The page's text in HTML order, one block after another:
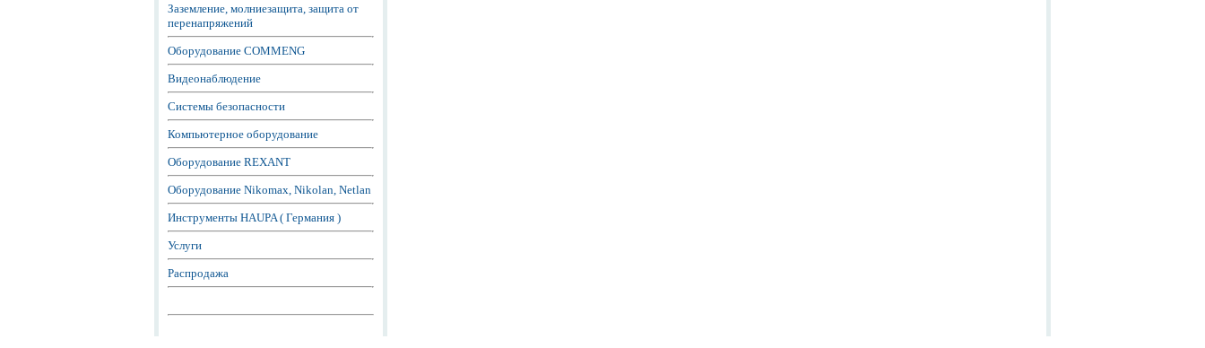
Заземление, молниезащита, защита от
перенапряжений
Оборудование COMMENG
Видеонаблюдение
Системы безопасности
Компьютерное оборудование
Оборудование REXANT
Оборудование Nikomax, Nikolan, Netlan
Инструменты HAUPA ( Германия )
Услуги
Распродажа